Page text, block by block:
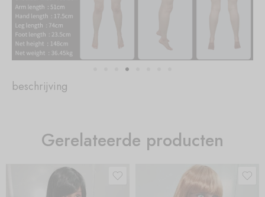
beschrijving
Gerelateerde producten